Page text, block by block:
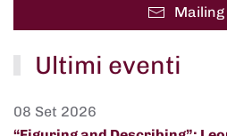
Ultimi eventi
08 Set 2026